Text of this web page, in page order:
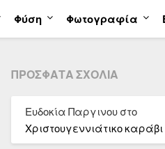
Φύση Φωτογραφία
ΠΡΌΣΦΑΤΑ ΣΧΌΛΙΑ
Ευδοκία Παργινουστο
Χριστουγεννιάτικο καράβι